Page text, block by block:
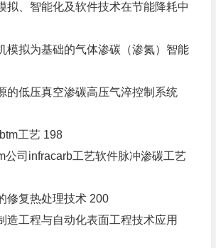
拟、智能化及软件技术在节能降耗中
模拟为基础的气体渗碳（渗氮）智能
的低压真空渗碳高压气淬控制系统
工艺 198
公司infracarb工艺软件脉冲渗碳工艺
修复热处理技术 200
造工程与自动化表面工程技术应用